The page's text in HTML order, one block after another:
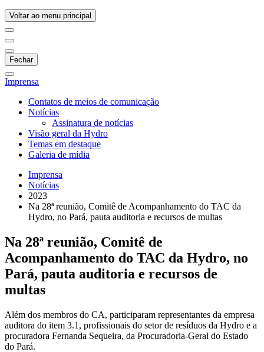
Voltar ao menu principal
Fechar
Imprensa
Contatos de meios de comunicação
Notícias
Assinatura de notícias
Visão geral da Hydro
Temas em destaque
Galeria de mídia
Imprensa
Notícias
2023
Na 28ª reunião, Comitê de Acompanhamento do TAC da
Hydro, no Pará, pauta auditoria e recursos de multas
Na 28ª reunião, Comitê de
Acompanhamento do TAC da Hydro, no
Pará, pauta auditoria e recursos de
multas
Além dos membros do CA, participaram representantes da empresa
auditora do item 3.1, profissionais do setor de resíduos da Hydro e a
procuradora Fernanda Sequeira, da Procuradoria-Geral do Estado
do Pará.